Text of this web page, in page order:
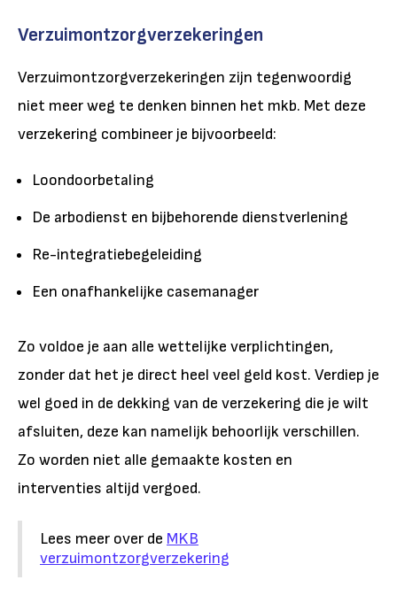
Verzuimontzorgverzekeringen
Verzuimontzorgverzekeringen zijn tegenwoordig
niet meer weg te denken binnen het mkb. Met deze
verzekering combineer je bijvoorbeeld:
Loondoorbetaling
De arbodienst en bijbehorende dienstverlening
Re-integratiebegeleiding
Een onafhankelijke casemanager
Zo voldoe je aan alle wettelijke verplichtingen,
zonder dat het je direct heel veel geld kost. Verdiep je
wel goed in de dekking van de verzekering die je wilt
afsluiten, deze kan namelijk behoorlijk verschillen.
Zo worden niet alle gemaakte kosten en
interventies altijd vergoed.
Lees meer over de MKB
verzuimontzorgverzekering